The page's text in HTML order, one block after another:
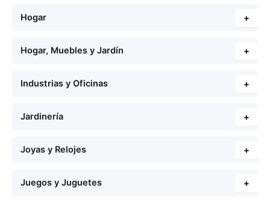
Hogar +
Hogar, Muebles y Jardín +
Industrias y Oficinas +
Jardinería +
Joyas y Relojes +
Juegos y Juguetes +